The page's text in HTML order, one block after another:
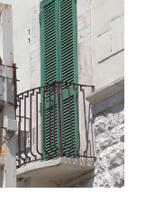
bollino rosso
anche a